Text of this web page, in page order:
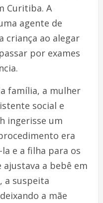
Curitiba. A
agente de
criança ao alegar
por exames
família, a mulher
social e
ingerisse um
era
e a filha para os
ajustava a bebê em
a suspeita
a mãe